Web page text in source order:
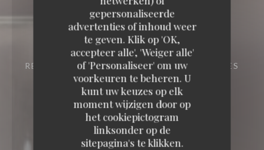
gepersonaliseerde
advertenties of inhoud weer
te geven. Klik op 'OK,
accepteer alle', 'Weiger alle'
of 'Personaliseer' om uw
voorkeuren te beheren. U
kunt uw keuzes op elk
moment wijzigen door op
het cookiepictogram
linksonder op de
sitepagina's te klikken.
RESTAURANT TRADITIONNEL
20 RUE DES
FOSSÉS SAINT-BERNARD 75005 PARIS